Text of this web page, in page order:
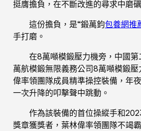
挺膺擔負，在不斷改進的尋求中磨
這份擔負，是“鍛萬鈞包養網推
手打磨。
在8萬噸模鍛壓力機旁，中國
萬航模鍛無限義務公司8萬噸模鍛
偉率領團隊成員精準操控裝備，年
一次升降的叩擊聲中跳動。
作為該裝備的首位操縱手和
獎章獲獎者，葉林偉率領團隊不竭霸